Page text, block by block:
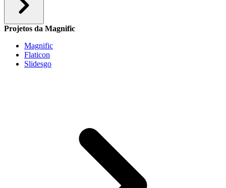
Projetos da Magnific
Magnific
Flaticon
Slidesgo